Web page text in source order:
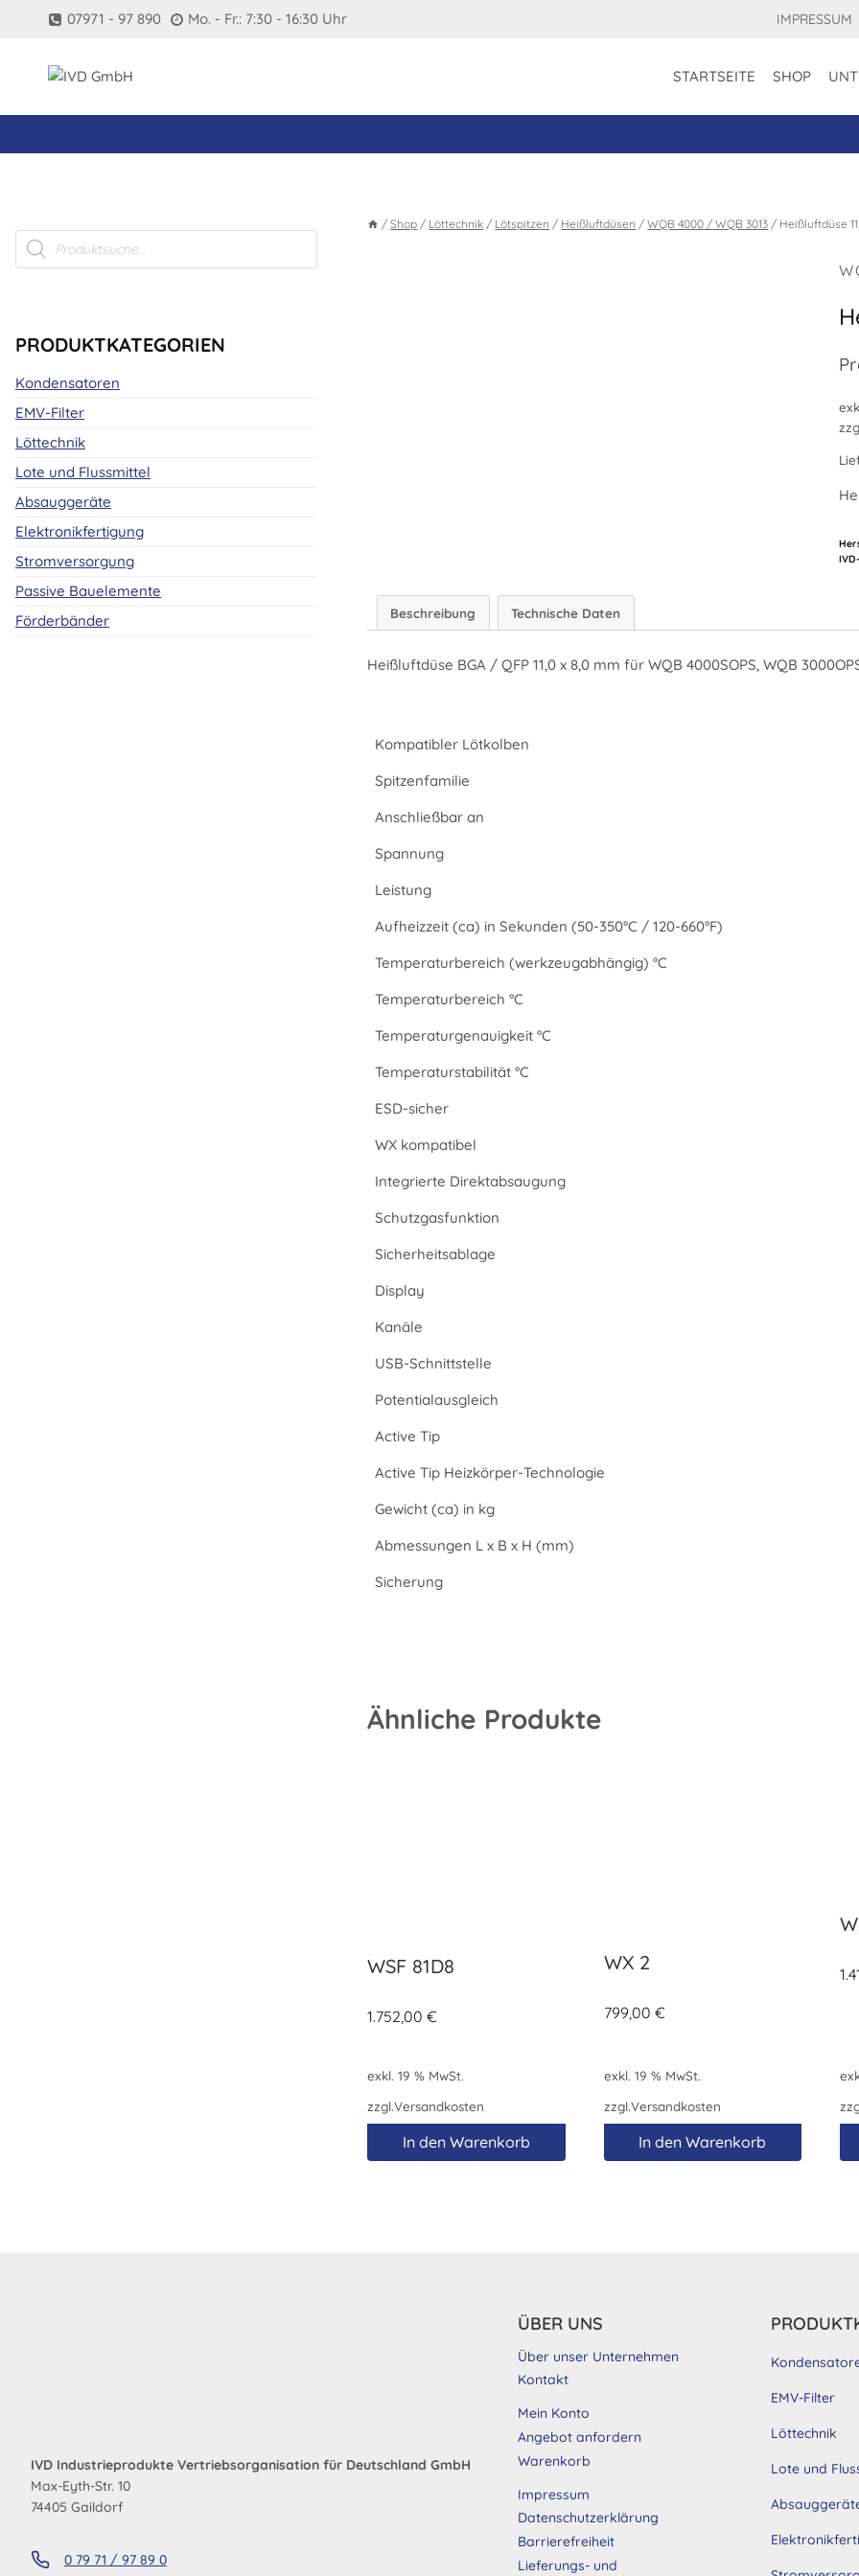
07971 - 97 890 Mo. - Fr.: 7:30 - 16:30 Uhr IMPRESSUM
STARTSEITE SHOP
/ Shop / Löttechnik / Lötspitzen / Heißluftdüsen / WQB 4000 / WQB 3013 / Heißluftdüse
Beschreibung Technische Daten
Heißluftdüse BGA / QFP 11,0 x 8,0 mm für WQB 4000SOPS, WQB
Kompatibler Lötkolben
Spitzenfamilie
Anschließbar an
Spannung
Leistung
Aufheizzeit (ca) in Sekunden (50-350°C / 120-660°F)
Temperaturbereich (werkzeugabhängig) °C
Temperaturbereich °C
Temperaturgenauigkeit °C
Temperaturstabilität °C
ESD-sicher
WX kompatibel
Integrierte Direktabsaugung
Schutzgasfunktion
Sicherheitsablage
Display
Kanäle
USB-Schnittstelle
Potentialausgleich
Active Tip
Active Tip Heizkörper-Technologie
Gewicht (ca) in kg
Abmessungen L x B x H (mm)
Sicherung
Ähnliche Produkte
WSF 81D8
1.752,00€
exkl. 19 % MwSt.
zzgl.Versandkosten
In den Warenkorb
WX 2
799,00 €
exkl. 19 % MwSt.
zzgl.Versandkosten
In den Warenkorb
Products
search
PRODUKTKATEGORIEN
Kondensatoren
EMV-Filter
Löttechnik
Lote und Flussmittel
Absauggeräte
Elektronikfertigung
Stromversorgung
Passive Bauelemente
Förderbänder
IVD Industrieprodukte Vertriebsorganisation für Deutschland GmbH
Max-Eyth-Str. 10
74405 Gaildorf
0 79 71 / 97 89 0
ÜBER UNS
Über unser Unternehmen
Kontakt
Mein Konto
Angebot anfordern
Warenkorb
Impressum
Datenschutzerklärung
Barrierefreiheit
Lieferungs- und
EMV-Filter
Löttechnik
Lote und